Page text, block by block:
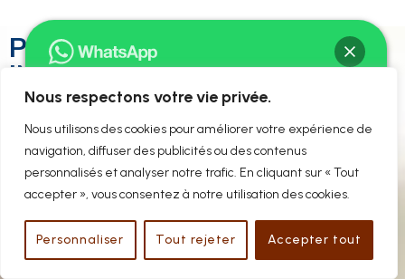
Nous respectons votre vie privée.
Nous utilisons des cookies pour améliorer votre expérience de
navigation, diffuser des publicités ou des contenus
personnalisés et analyser notre trafic. En cliquant sur « Tout
accepter », vous consentez à notre utilisation des cookies.
Personnaliser Tout rejeter Accepter tout
PROTÉGEZ VOS
INVESTISSEMENTS
IMMOBILIERS AVEC UN
PROFESSIONNEL
EXPÉRIMENTÉ
Une expertise
qui ne souffre
aucune
L'importance
de
l'intervention
Bonjour ! Je suis Me David BAC
Comment puis-je vous aider ?
Chat ouvert